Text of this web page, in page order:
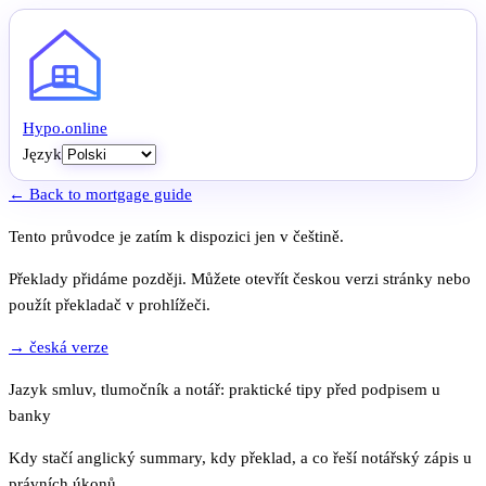
Hypo.online
Język
← Back to mortgage guide
Tento průvodce je zatím k dispozici jen v češtině.
Překlady přidáme později. Můžete otevřít českou verzi stránky nebo
použít překladač v prohlížeči.
→ česká verze
Jazyk smluv, tlumočník a notář: praktické tipy před podpisem u
banky
Kdy stačí anglický summary, kdy překlad, a co řeší notářský zápis u